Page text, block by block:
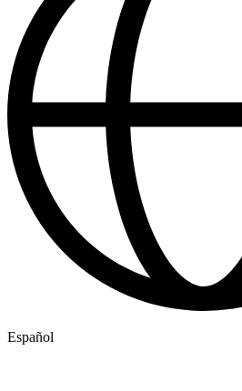
Español